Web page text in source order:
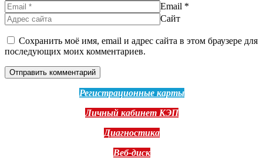
Email *
Сайт
Сохранить моё имя, email и адрес сайта в этом браузере для
последующих моих комментариев.
Регистрационные карты
Личный кабинет КЭП
Диагностика
Веб-диск